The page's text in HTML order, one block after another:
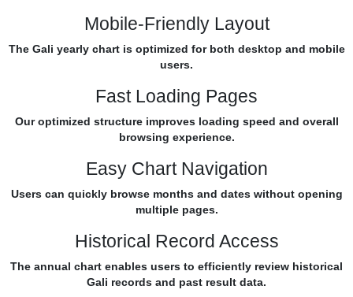
Mobile-Friendly Layout
The Gali yearly chart is optimized for both desktop and mobile
users.
Fast Loading Pages
Our optimized structure improves loading speed and overall
browsing experience.
Easy Chart Navigation
Users can quickly browse months and dates without opening
multiple pages.
Historical Record Access
The annual chart enables users to efficiently review historical
Gali records and past result data.